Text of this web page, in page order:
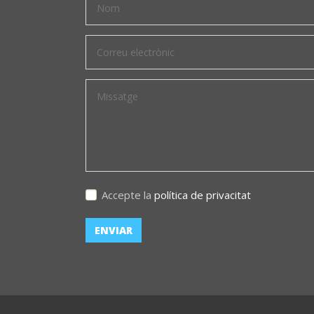
Accepte la política de privacitat